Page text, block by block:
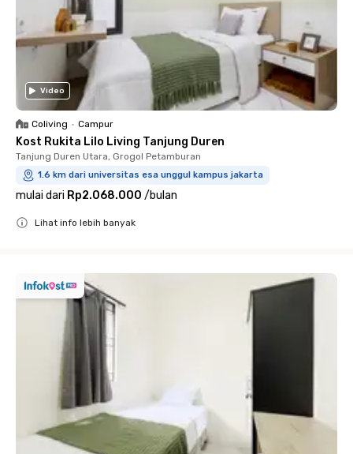
Video
Coliving • Campur
Kost Rukita Lilo Living Tanjung Duren
Tanjung Duren Utara, Grogol Petamburan
1.6 km dari universitas esa unggul kampus jakarta
mulai dari Rp2.068.000 /bulan
Lihat info lebih banyak